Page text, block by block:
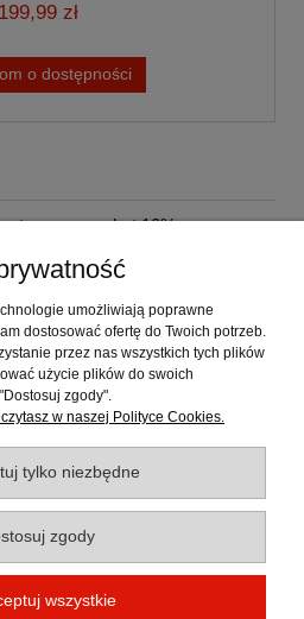
199,99 zł
o dostępności
otrzymasz rabat 10% na
Pomoc
Moje konto
i dostawa
Informacje
umożliwiają poprawne
dostosować ofertę do Twoich potrzeb.
przez nas wszystkich tych plików
użycie plików do swoich
zgody".
w naszej Polityce Cookies.
tylko niezbędne
zgody
wszystkie